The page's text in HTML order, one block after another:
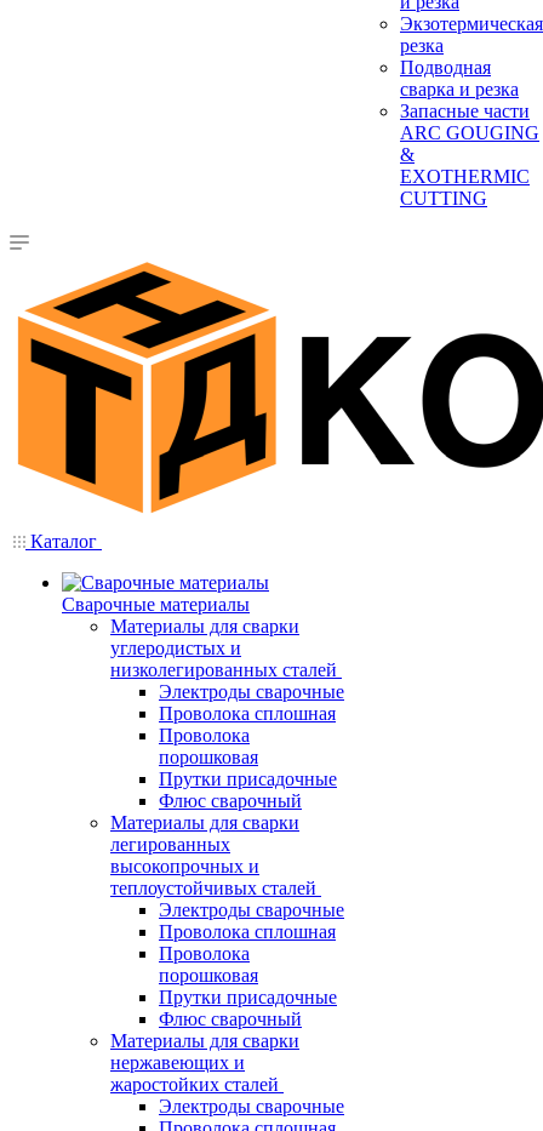
Экзотермическая
резка
Подводная
сварка и резка
Запасные части
ARC GOUGING
&
EXOTHERMIC
CUTTING
Каталог
Сварочные материалы
Материалы для сварки
углеродистых и
низколегированных сталей
Электроды сварочные
Проволока сплошная
Проволока
порошковая
Прутки присадочные
Флюс сварочный
Материалы для сварки
легированных
высокопрочных и
теплоустойчивых сталей
Электроды сварочные
Проволока сплошная
Проволока
порошковая
Прутки присадочные
Флюс сварочный
Материалы для сварки
нержавеющих и
жаростойких сталей
Электроды сварочные